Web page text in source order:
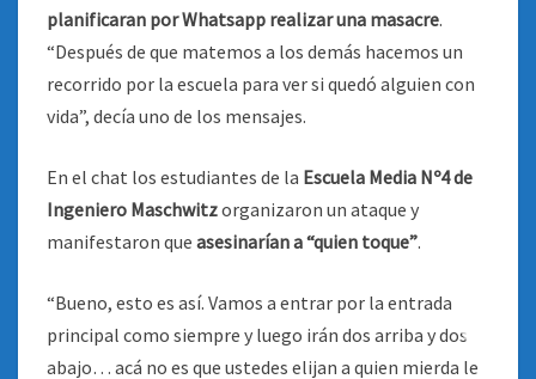
planificaran por Whatsapp realizar una masacre.
“Después de que matemos a los demás hacemos un
recorrido por la escuela para ver si quedó alguien con
vida”, decía uno de los mensajes.
En el chat los estudiantes de la Escuela Media Nº4 de
Ingeniero Maschwitzorganizaron un ataque y
manifestaron que asesinarían a “quien toque”.
“Bueno, esto es así. Vamos a entrar por la entrada
principal como siempre y luego irán dos arriba y dos
abajo… acá no es que ustedes elijan a quien mierda le